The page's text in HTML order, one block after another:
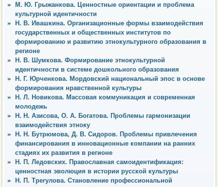
М. Ю. Грыжанкова. Ценностные ориентации и проблема
культурной идентичности
Н. В. Ивашкина. Организационные формы взаимодействия
государственных и общественных институтов по
формированию и развитию этнокультурного образования в
регионе
Н. В. Шумкова. Формирование этнокультурной
идентичности в системе дошкольного образования
Н. Г. Юрченкова. Мордовский национальный эпос в основе
формирования нравственной культуры
Н. Л. Новикова. Массовая коммуникация и современная
молодежь
Н. Н. Азисова, О. А. Богатова. Проблемы гармонизации
взаимодействия этноку
Н. Н. Бутрюмова, Д. В. Сидоров. Проблемы привлечения
финансирования в инновационные компании на ранних
стадиях их развития в регионе
Н. П. Ледовских. Православная самоидентификация:
ценностная эволюция в истории русской культуры
Н. П. Трегулова. Становление профессиональной